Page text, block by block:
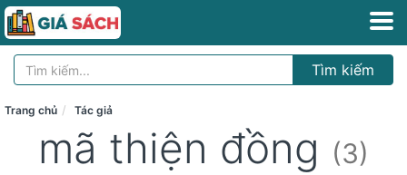
Tìm kiếm
Trang chủ Tác giả
mã thiện đồng (3)